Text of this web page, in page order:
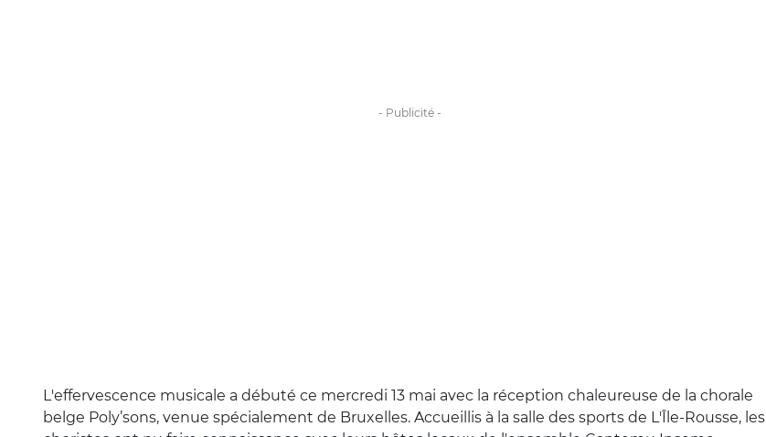
L'effervescence musicale a débuté ce mercredi 13 mai avec la réception chaleureuse de la chorale
belge Poly’sons, venue spécialement de Bruxelles. Accueillis à la salle des sports de L'Île-Rousse, les